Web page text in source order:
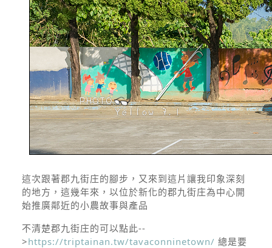
這次跟著郡九街庄的腳步，又來到這片讓我印象深刻
的地方，這幾年來，以位於新化的郡九街庄為中心開
始推廣鄰近的小農故事與產品
不清楚郡九街庄的可以點此--
>https://triptainan.tw/tavaconninetown/ 總是要